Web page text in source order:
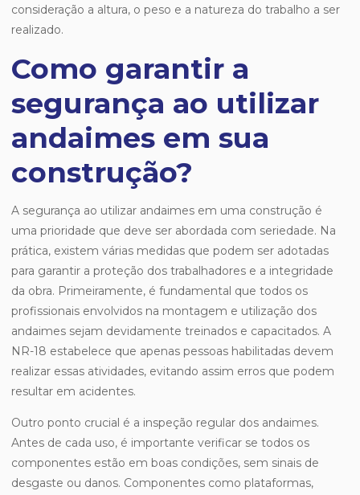
consideração a altura, o peso e a natureza do trabalho a ser
realizado.
Como garantir a
segurança ao utilizar
andaimes em sua
construção?
A segurança ao utilizar andaimes em uma construção é
uma prioridade que deve ser abordada com seriedade. Na
prática, existem várias medidas que podem ser adotadas
para garantir a proteção dos trabalhadores e a integridade
da obra. Primeiramente, é fundamental que todos os
profissionais envolvidos na montagem e utilização dos
andaimes sejam devidamente treinados e capacitados. A
NR-18 estabelece que apenas pessoas habilitadas devem
realizar essas atividades, evitando assim erros que podem
resultar em acidentes.
Outro ponto crucial é a inspeção regular dos andaimes.
Antes de cada uso, é importante verificar se todos os
componentes estão em boas condições, sem sinais de
desgaste ou danos. Componentes como plataformas,